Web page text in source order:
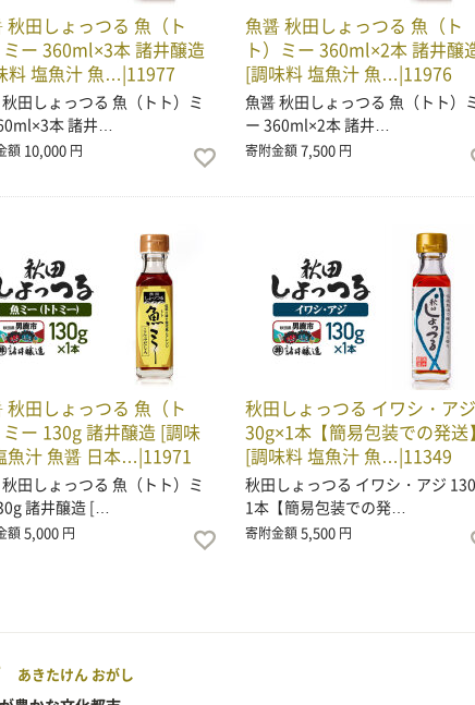
秋田しょっつる 魚（ト
ミー 360ml×3本 諸井醸造
料 塩魚汁 魚…|11977
田しょっつる 魚（トト）ミ
本 諸井…
額 10,000 円
魚醤 秋田しょっつる 魚（ト
ト）ミー 360ml×2本 諸井醸
[調味料 塩魚汁 魚…|11976
魚醤 秋田しょっつる 魚（トト）
ー 360ml×2本 諸井…
寄附金額7,500 円
秋田しょっつる 魚（ト
ミー 130g 諸井醸造 [調味
魚汁 魚醤 日本…|11971
田しょっつる 魚（トト）ミ
諸井醸造 […
額5,000 円
秋田しょっつる イワシ・ア
30g×1本【簡易包装での発送
[調味料 塩魚汁 魚…|11349
秋田しょっつる イワシ・アジ
1本【簡易包装での発…
寄附金額5,500 円
あきたけん おがし